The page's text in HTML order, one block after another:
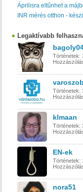
Áprilisra eltűnhet a
INR mérés otthon -
Legaktívabb
Történetek:
Történetek:
klmaan
Történetek:
EN-ek
Történetek:
nora51